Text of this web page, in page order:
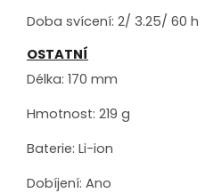
Doba svícení: 2/ 3.25/ 60 h
OSTATNÍ
Délka: 170 mm
Hmotnost: 219 g
Baterie: Li-ion
Dobíjení: Ano